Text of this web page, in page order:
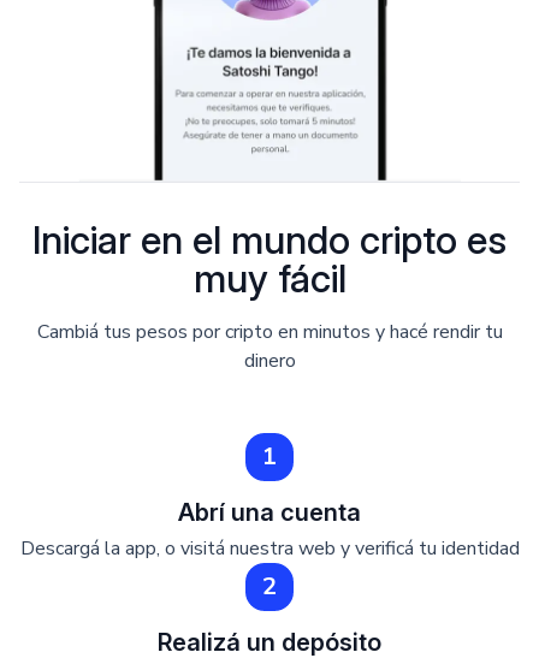
Iniciar en el mundo cripto es
muy fácil
Cambiá tus pesos por cripto en minutos y hacé rendir tu
dinero
1
Abrí una cuenta
Descargá la app, o visitá nuestra web y verificá tu identidad
2
Realizá un depósito